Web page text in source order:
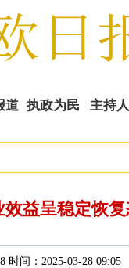
道 执政为民 主持
播
效益呈稳定恢
时间：2025-03-28 09:05